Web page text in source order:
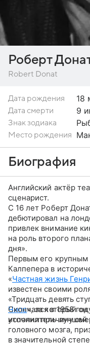
Роберт
Robert Donat
Дата рождения 18
Дата смерти 9
Знак зодиака
Место рождения
Биография
Английский актёр
сценарист.
С 16 лет Роберт
дебютировал на
привлек внимание
на роль второго
дня».
Первым его крупным
Калпепера в
«Частная жизнь
известен своими
«Тридцать девять
Чипс», за который
исполнитель
Скончался в 1958
уточнил причину
головного мозга,
в значительной